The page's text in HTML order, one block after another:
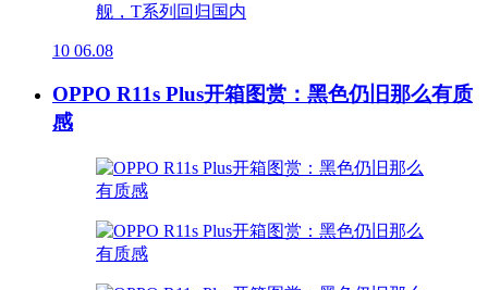
10 06.08
OPPO R11s Plus开箱图赏：黑色仍旧那么有质
感